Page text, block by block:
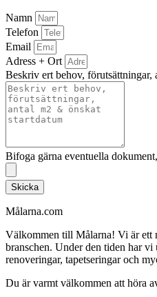
Namn
Telefon
Email
Adress + Ort
Beskriv ert behov, förutsättningar,
Bifoga gärna eventuella
Skicka
Målarna.com
Välkommen till Målarna! Vi är ett
branschen. Under den tiden har
renoveringar, tapetseringar och
Du är varmt välkommen att höra